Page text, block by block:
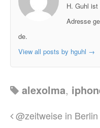
H. Guhl
Adresse
de.
View all posts by hguhl →
alexolma,
@zeitweise in Berlin